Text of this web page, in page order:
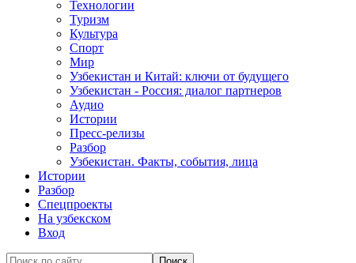
Технологии
Туризм
Культура
Спорт
Мир
Узбекистан и Китай: ключи от будущего
Узбекистан - Россия: диалог партнеров
Аудио
Истории
Пресс-релизы
Разбор
Узбекистан. Факты, события, лица
Истории
Разбор
Спецпроекты
На узбекском
Вход